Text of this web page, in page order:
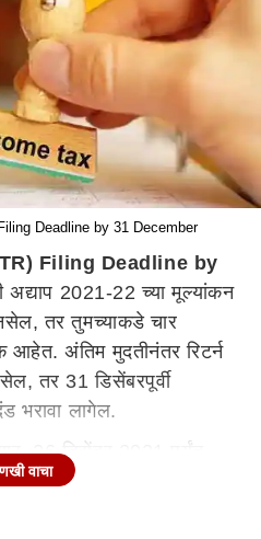
Deadline by 31 December
Filing Deadline by
अद्याप 2021-22 च्या मूल्यांकन
नसेल, तर तुमच्याकडे चार
आहेत. अंतिम मुदतीनंतर रिटर्न
तर 31 डिसेंबरपूर्वी
भरावा लागेल.
26 डिसेंबर 2021 पर्यंत
आयकर रिटर्न्स भरले आहेत.
वाचा